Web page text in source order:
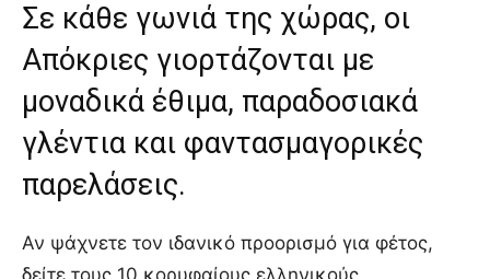
Σε κάθε γωνιά της χώρας, οι
Απόκριες γιορτάζονται με
μοναδικά έθιμα, παραδοσιακά
γλέντια και φαντασμαγορικές
παρελάσεις.
Αν ψάχνετε τον ιδανικό προορισμό για φέτος,
δείτε τους 10 κορυφαίους ελληνικούς